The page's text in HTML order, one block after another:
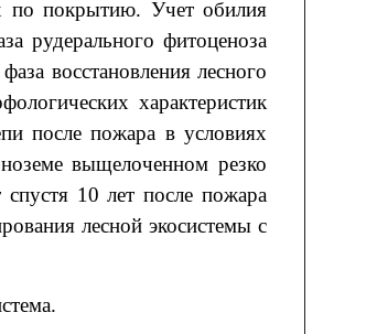
по покрытию. Учет обилия
рудерального фитоценоза
восстановления лесного
характеристик
после пожара в условиях
выщелоченном резко
10 лет после пожара
лесной экосистемы с